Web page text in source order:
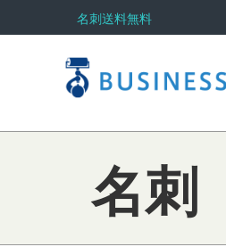
名刺送料無料
名刺